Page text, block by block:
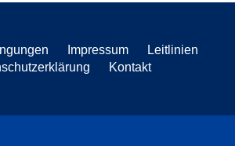
Impressum
Leitlinien
Kontakt